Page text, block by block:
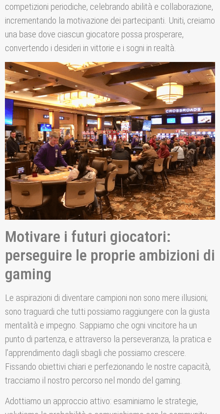
competizioni periodiche, celebrando abilità e collaborazione,
incrementando la motivazione dei partecipanti. Uniti, creiamo
una base dove ciascun giocatore possa prosperare,
convertendo i desideri in vittorie e i sogni in realtà.
Motivare i futuri giocatori:
perseguire le proprie ambizioni di
gaming
Le aspirazioni di diventare campioni non sono mere illusioni;
sono traguardi che tutti possiamo raggiungere con la giusta
mentalità e impegno. Sappiamo che ogni vincitore ha un
punto di partenza, e attraverso la perseveranza, la pratica e
l’apprendimento dagli sbagli che possiamo crescere.
Fissando obiettivi chiari e perfezionando le nostre capacità,
tracciamo il nostro percorso nel mondo del gaming.
Adottiamo un approccio attivo: esaminiamo le strategie,